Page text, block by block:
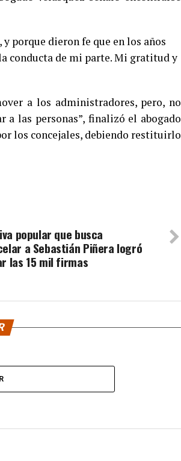
porque dieron fe que en los años
conducta de mi parte. Mi gratitud y
a los administradores, pero, no
las personas”, finalizó el abogado
los concejales, debiendo restituirlo
popular que busca
a Sebastián Piñera logró
las 15 mil firmas